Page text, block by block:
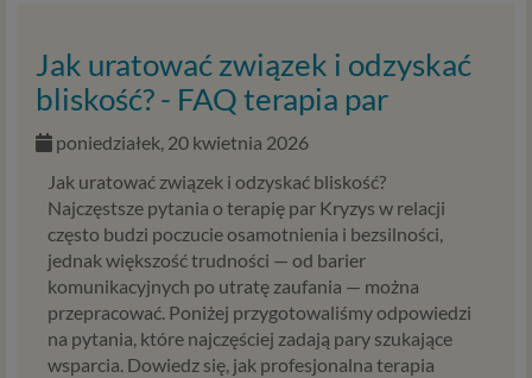
Jak uratować związek i odzyskać
bliskość? - FAQ terapia par
poniedziałek, 20 kwietnia 2026
Jak uratować związek i odzyskać bliskość?
Najczęstsze pytania o terapię par Kryzys w relacji
często budzi poczucie osamotnienia i bezsilności,
jednak większość trudności — od barier
komunikacyjnych po utratę zaufania — można
przepracować. Poniżej przygotowaliśmy odpowiedzi
na pytania, które najczęściej zadają pary szukające
wsparcia. Dowiedz się, jak profesjonalna terapia